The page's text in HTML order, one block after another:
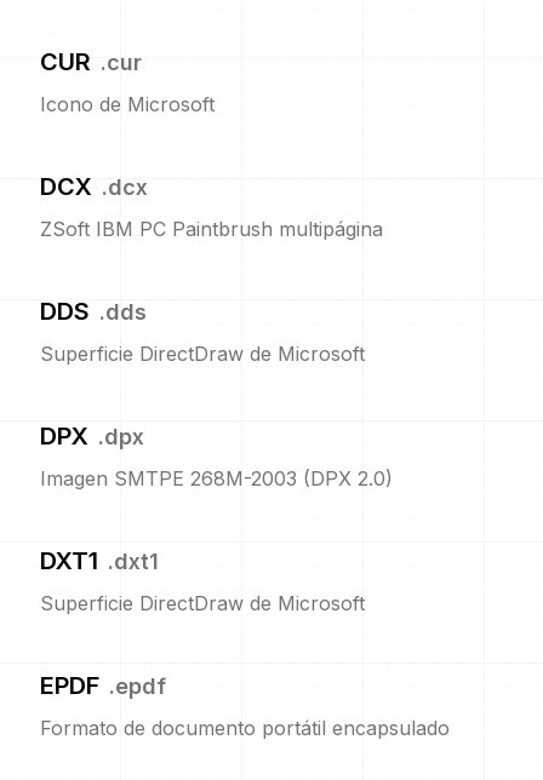
CUR .cur
Icono de Microsoft
DCX .dcx
ZSoft IBM PC Paintbrush multipágina
DDS .dds
Superficie DirectDraw de Microsoft
DPX .dpx
Imagen SMTPE 268M-2003 (DPX 2.0)
DXT1 .dxt1
Superficie DirectDraw de Microsoft
EPDF .epdf
Formato de documento portátil encapsulado